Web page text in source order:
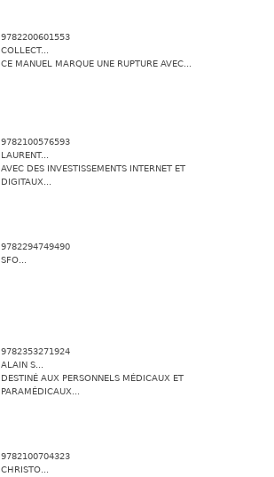
9782200601553
COLLECT...
CE MANUEL MARQUE UNE RUPTURE AVEC...
9782100576593
LAURENT...
AVEC DES INVESTISSEMENTS INTERNET ET
DIGITAUX...
9782294749490
SFO...
9782353271924
ALAIN S...
DESTINÉ AUX PERSONNELS MÉDICAUX ET
PARAMÉDICAUX...
9782100704323
CHRISTO...